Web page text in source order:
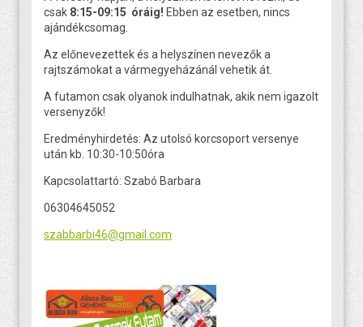
csak 8:15-09:15 óráig! Ebben az esetben, nincs
ajándékcsomag.
Az előnevezettek és a helyszínen nevezők a
rajtszámokat a vármegyeházánál vehetik át.
A futamon csak olyanok indulhatnak, akik nem igazolt
versenyzők!
Eredményhirdetés: Az utolsó korcsoport versenye
után kb. 10:30-10:50óra
Kapcsolattartó: Szabó Barbara
06304645052
szabbarbi46@gmail.com